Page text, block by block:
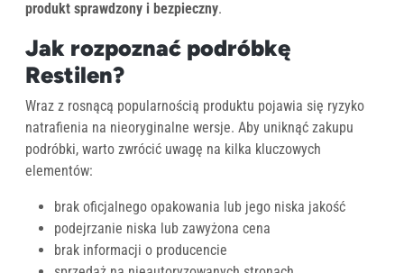
produkt sprawdzony i bezpieczny.
Jak rozpoznać podróbkę
Restilen?
Wraz z rosnącą popularnością produktu pojawia się ryzyko
natrafienia na nieoryginalne wersje. Aby uniknąć zakupu
podróbki, warto zwrócić uwagę na kilka kluczowych
elementów:
brak oficjalnego opakowania lub jego niska jakość
podejrzanie niska lub zawyżona cena
brak informacji o producencie